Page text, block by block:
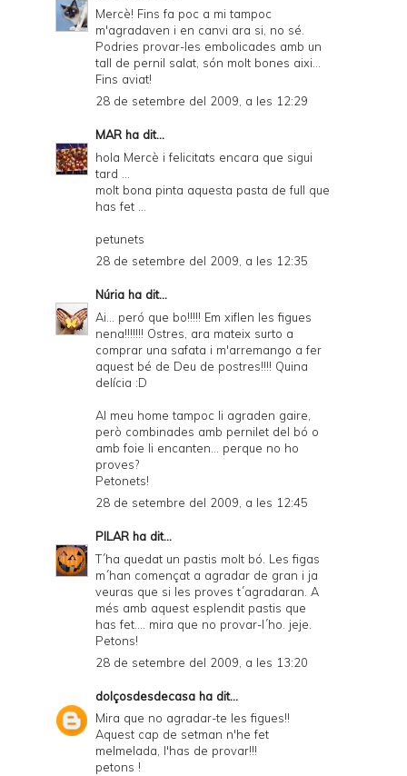
Mercè! Fins fa poc a mi tampoc
m'agradaven i en canvi ara si, no sé.
Podries provar-les embolicades amb un
tall de pernil salat, són molt bones aixi...
Fins aviat!
28 de setembre del 2009, a les 12:29
MAR ha dit...
hola Mercè i felicitats encara que sigui
tard ...
molt bona pinta aquesta pasta de full que
has fet ...
petunets
28 de setembre del 2009, a les 12:35
Núria ha dit...
Ai... peró que bo!!!!! Em xiflen les figues
nena!!!!!!! Ostres, ara mateix surto a
comprar una safata i m'arremango a fer
aquest bé de Deu de postres!!!! Quina
delícia :D
Al meu home tampoc li agraden gaire,
però combinades amb pernilet del bó o
amb foie li encanten... perque no ho
proves?
Petonets!
28 de setembre del 2009, a les 12:45
PILAR ha dit...
T´ha quedat un pastis molt bó. Les figas
m´han començat a agradar de gran i ja
veuras que si les proves t´agradaran. A
més amb aquest esplendit pastis que
has fet.... mira que no provar-l´ho. jeje.
Petons!
28 de setembre del 2009, a les 13:20
dolçosdesdecasa ha dit...
Mira que no agradar-te les figues!!
Aquest cap de setman n'he fet
melmelada, l'has de provar!!!
petons !